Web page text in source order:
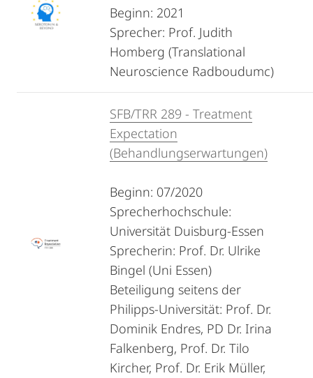
Beginn: 2021
Sprecher: Prof. Judith
Homberg (Translational
Neuroscience Radboudumc)
SFB/TRR 289 - Treatment
Expectation
(Behandlungserwartungen)
Beginn: 07/2020
Sprecherhochschule:
Universität Duisburg-Essen
Sprecherin: Prof. Dr. Ulrike
Bingel (Uni Essen)
Beteiligung seitens der
Philipps-Universität: Prof. Dr.
Dominik Endres, PD Dr. Irina
Falkenberg, Prof. Dr. Tilo
Kircher, Prof. Dr. Erik Müller,